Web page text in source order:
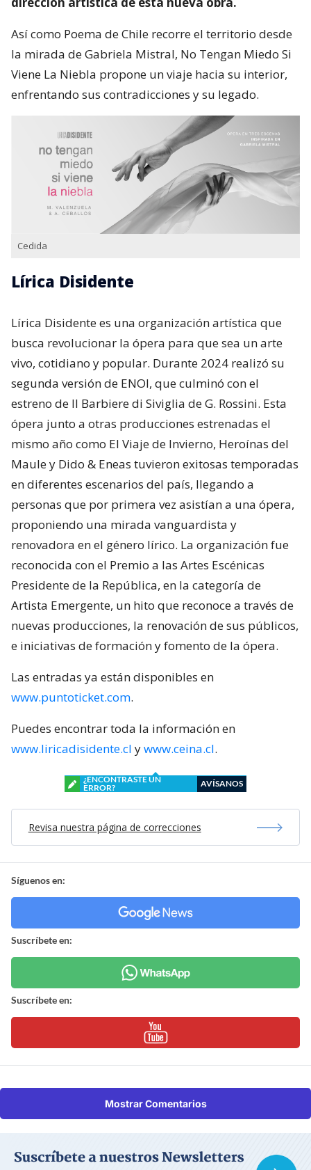
Así como Poema de Chile recorre el territorio desde
la mirada de Gabriela Mistral, No Tengan Miedo Si
Viene La Niebla propone un viaje hacia su interior,
enfrentando sus contradicciones y su legado.
Cedida
Lírica Disidente
Lírica Disidente es una organización artística que
busca revolucionar la ópera para que sea un arte
vivo, cotidiano y popular. Durante 2024 realizó su
segunda versión de ENOI, que culminó con el
estreno de Il Barbiere di Siviglia de G. Rossini. Esta
ópera junto a otras producciones estrenadas el
mismo año como El Viaje de Invierno, Heroínas del
Maule y Dido & Eneas tuvieron exitosas temporadas
en diferentes escenarios del país, llegando a
personas que por primera vez asistían a una ópera,
proponiendo una mirada vanguardista y
renovadora en el género lírico. La organización fue
reconocida con el Premio a las Artes Escénicas
Presidente de la República, en la categoría de
Artista Emergente, un hito que reconoce a través de
nuevas producciones, la renovación de sus públicos,
e iniciativas de formación y fomento de la ópera.
Las entradas ya están disponibles en
www.puntoticket.com.
Puedes encontrar toda la información en
www.liricadisidente.cl ywww.ceina.cl.
¿ENCONTRASTE UN
ERROR?
AVÍSANOS
Revisa nuestra página de correcciones
Síguenos en:
Suscríbete en:
Suscríbete en:
Mostrar Comentarios